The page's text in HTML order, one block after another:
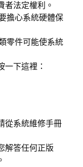
者法定權利。
擔心系統硬體保
零件可能使系統
一下這裡：
從系統維修手冊
解答任何正版